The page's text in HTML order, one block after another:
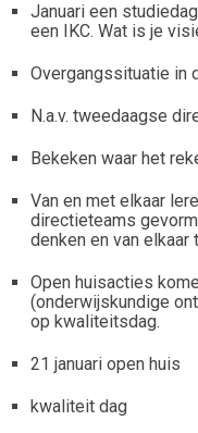
Januari een
een IKC. Wat is je
Overgangssituatie in
N.a.v. tweedaagse
Bekeken waar het
Van en met elkaar
directieteams
denken en van elkaar
Open huisacties
(onderwijskundige
op kwaliteitsdag.
21 januari open huis
kwaliteit dag